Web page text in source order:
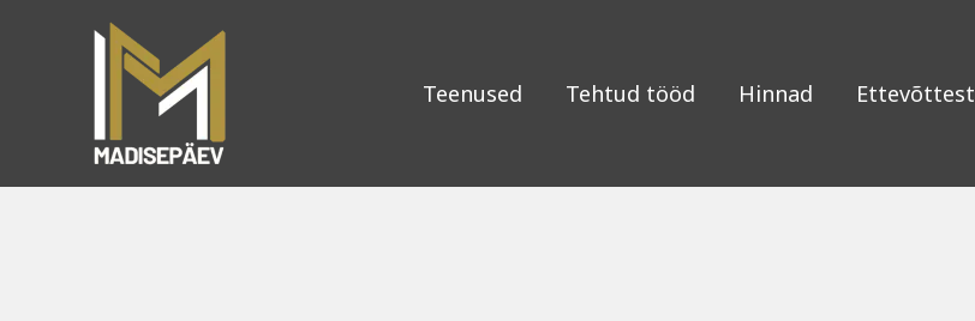
Teenused Tehtud tööd Hinnad Ettevõttest